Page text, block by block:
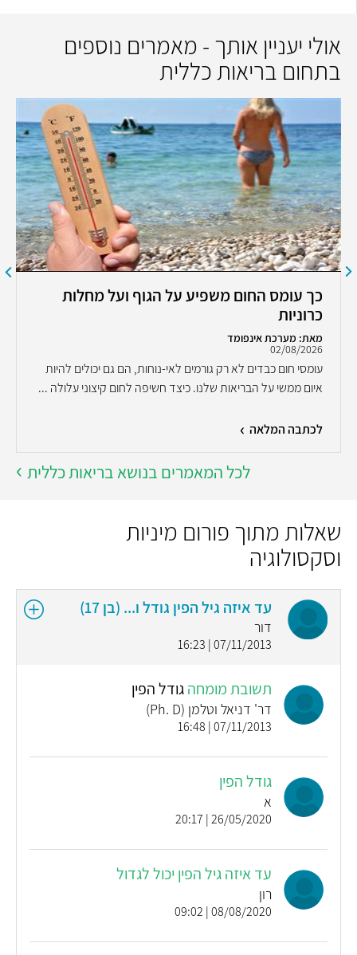
אולי יעניין אותך - מאמרים נוספים
בתחום בריאות כללית
כך עומס החום משפיע על הגוף ועל מחלות
כרוניות
מאת: מערכת אינפומד
02/08/2026
עומסי חום כבדים לא רק גורמים לאי-נוחות, הם גם יכולים להיות
איום ממשי על הבריאות שלנו. כיצד חשיפה לחום קיצוני עלולה ...
לכתבה המלאה
לכל המאמרים בנושא בריאות כללית
שאלות מתוך פורום מיניות
וסקסולוגיה
עד איזה גיל הפין גודל ו... (בן 17)
דור
07/11/2013 | 16:23
תשובת מומחהגודל הפין
דר' דניאל וטלמן (Ph. D)
07/11/2013 | 16:48
גודל הפין
א
26/05/2020 | 20:17
עד איזה גיל הפין יכול לגדול
רון
08/08/2020 | 09:02